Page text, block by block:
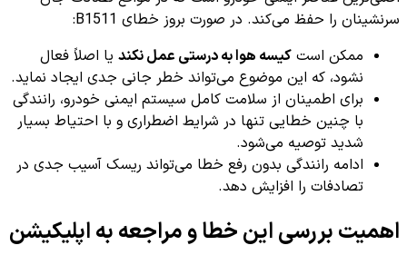
سرنشینان را حفظ می‌کند. در صورت بروز خطای B1511:
ممکن است کیسه هوا به درستی عمل نکند یا اصلاً فعال
نشود، که این موضوع می‌تواند خطر جانی جدی ایجاد نماید.
برای اطمینان از سلامت کامل سیستم ایمنی خودرو، رانندگی
با چنین خطایی تنها در شرایط اضطراری و با احتیاط بسیار
شدید توصیه می‌شود.
ادامه رانندگی بدون رفع خطا می‌تواند ریسک آسیب جدی در
تصادفات را افزایش دهد.
اهمیت بررسی این خطا و مراجعه به اپلیکیشن